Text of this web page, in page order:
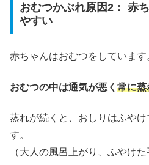
おむつかぶれ原因2： 赤
やすい
赤ちゃんはおむつをしています
おむつの中は通気が悪く 常に蒸
蒸れが続くと、おしりはふやけ
す。
（大人の風呂上がり、ふやけた